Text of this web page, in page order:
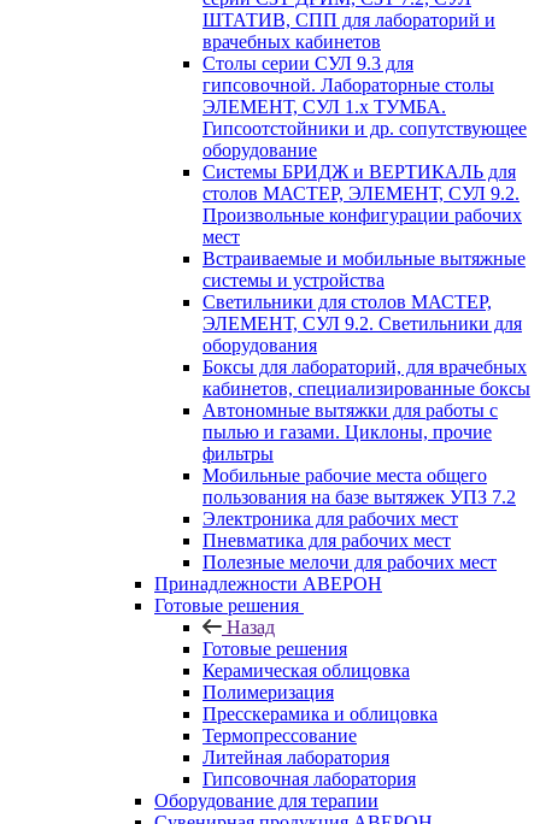
ШТАТИВ, СПП для лабораторий и
врачебных кабинетов
Столы серии СУЛ 9.3 для
гипсовочной. Лабораторные столы
ЭЛЕМЕНТ, СУЛ 1.х ТУМБА.
Гипсоотстойники и др. сопутствующее
оборудование
Системы БРИДЖ и ВЕРТИКАЛЬ для
столов МАСТЕР, ЭЛЕМЕНТ, СУЛ 9.2.
Произвольные конфигурации рабочих
мест
Встраиваемые и мобильные вытяжные
системы и устройства
Светильники для столов МАСТЕР,
ЭЛЕМЕНТ, СУЛ 9.2. Светильники для
оборудования
Боксы для лабораторий, для врачебных
кабинетов, специализированные боксы
Автономные вытяжки для работы с
пылью и газами. Циклоны, прочие
фильтры
Мобильные рабочие места общего
пользования на базе вытяжек УПЗ 7.2
Электроника для рабочих мест
Пневматика для рабочих мест
Полезные мелочи для рабочих мест
Принадлежности АВЕРОН
Готовые решения
Назад
Готовые решения
Керамическая облицовка
Полимеризация
Пресскерамика и облицовка
Термопрессование
Литейная лаборатория
Гипсовочная лаборатория
Оборудование для терапии